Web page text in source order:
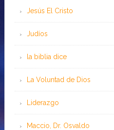
Jesús El Cristo
Judíos
la biblia dice
La Voluntad de Dios
Liderazgo
Maccio, Dr. Osvaldo